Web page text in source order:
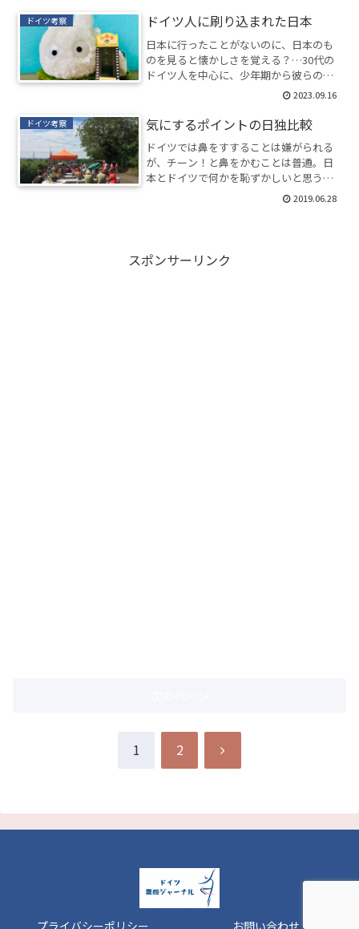
ドイツ考察 ドイツ人に刷り込まれた日本
日本に行ったことがないのに、日本のも
のを見ると懐かしさを覚える？…30代の
ドイツ人を中心に、少年期から彼らの中
に刷り込まれた日本文化を考察。2023.09.16
ドイツ考察 気にするポイントの日独比較
ドイツでは鼻をすすることは嫌がられる
が、チーン！と鼻をかむことは普通。日
本とドイツで何かを恥ずかしいと思うポ
2019.06.28
スポンサーリンク
1 2
次
プライバシーポリシー お問い合わせ